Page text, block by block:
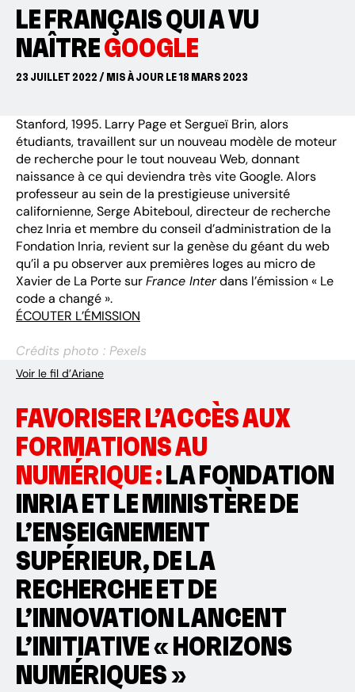
LE FRANÇAIS QUI A VU
NAÎTREGOOGLE
23 JUILLET 2022 / MIS À JOUR LE 18 MARS 2023
Stanford, 1995. Larry Page et Sergueï Brin, alors
étudiants, travaillent sur un nouveau modèle de moteur
de recherche pour le tout nouveau Web, donnant
naissance à ce qui deviendra très vite Google. Alors
professeur au sein de la prestigieuse université
californienne, Serge Abiteboul, directeur de recherche
chez Inria et membre du conseil d’administration de la
Fondation Inria, revient sur la genèse du géant du web
qu’il a pu observer aux premières loges au micro de
Xavier de La Porte surFrance Interdans l’émission « Le
code a changé ».
ÉCOUTER L’ÉMISSION
Crédits photo : Pexels
Voir le fil d’Ariane
FAVORISER L’ACCÈS AUX
FORMATIONS AU
NUMÉRIQUE :LA FONDATION
INRIA ET LE MINISTÈRE DE
L’ENSEIGNEMENT
SUPÉRIEUR, DE LA
RECHERCHE ET DE
L’INNOVATION LANCENT
L’INITIATIVE « HORIZONS
NUMÉRIQUES »